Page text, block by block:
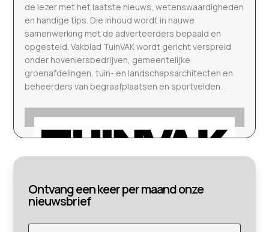
de lezer met het laatste nieuws, wetenswaardigheden
en handige tips. Die inhoud wordt in nauwe
samenwerking met de adverteerders bepaald en
opgesteld. Vakblad TuinVAK wordt gericht verspreid
onder hoveniersbedrijven, gemeentelijke
groenafdelingen, tuin- en landschapsarchitecten en
beheerders van begraafplaatsen en sportvelden.
Ontvang een keer per maand onze
nieuwsbrief